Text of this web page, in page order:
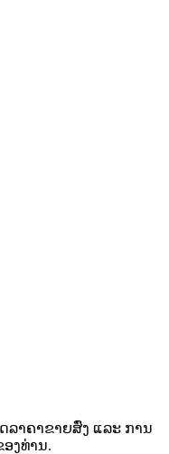
ລາຄາຂາຍສົ່ງ ແລະ ການ
ງທ່ານ.